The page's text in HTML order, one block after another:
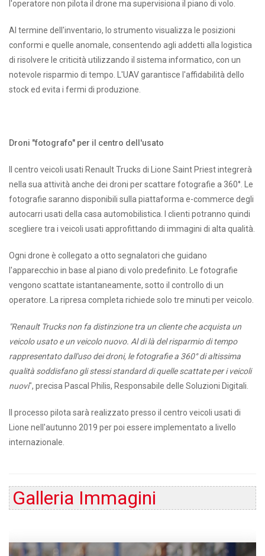
l'operatore non pilota il drone ma supervisiona il piano di volo.
Al termine dell'inventario, lo strumento visualizza le posizioni
conformi e quelle anomale, consentendo agli addetti alla logistica
di risolvere le criticità utilizzando il sistema informatico, con un
notevole risparmio di tempo. L'UAV garantisce l'affidabilità dello
stock ed evita i fermi di produzione.
Droni "fotografo" per il centro dell'usato
Il centro veicoli usati Renault Trucks di Lione Saint Priest integrerà
nella sua attività anche dei droni per scattare fotografie a 360°. Le
fotografie saranno disponibili sulla piattaforma e-commerce degli
autocarri usati della casa automobilistica. I clienti potranno quindi
scegliere tra i veicoli usati approfittando di immagini di alta qualità.
Ogni drone è collegato a otto segnalatori che guidano
l'apparecchio in base al piano di volo predefinito. Le fotografie
vengono scattate istantaneamente, sotto il controllo di un
operatore. La ripresa completa richiede solo tre minuti per veicolo.
"Renault Trucks non fa distinzione tra un cliente che acquista un
veicolo usato e un veicolo nuovo. Al di là del risparmio di tempo
rappresentato dall'uso dei droni, le fotografie a 360° di altissima
qualità soddisfano gli stessi standard di quelle scattate per i veicoli
nuovi", precisa Pascal Philis, Responsabile delle Soluzioni Digitali.
Il processo pilota sarà realizzato presso il centro veicoli usati di
Lione nell'autunno 2019 per poi essere implementato a livello
internazionale.
Galleria Immagini